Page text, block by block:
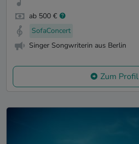
ab 500 €
SofaConcert
Singer Songwriterin aus Berlin
Zum Profil